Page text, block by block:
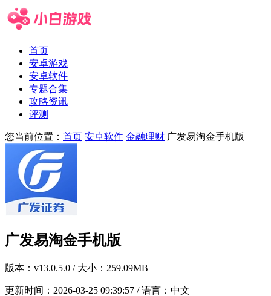
首页
安卓游戏
安卓软件
专题合集
攻略资讯
评测
您当前位置： 首页 安卓软件 金融理财 广发易淘金手机版
广发易淘金手机版
版本： v13.0.5.0 / 大小：259.09MB
更新时间： 2026-03-25 09:39:57 / 语言：中文